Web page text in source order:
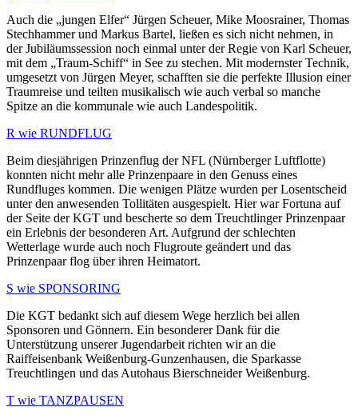
Auch die „jungen Elfer“ Jürgen Scheuer, Mike Moosrainer, Thomas
Stechhammer und Markus Bartel, ließen es sich nicht nehmen, in
der Jubiläumssession noch einmal unter der Regie von Karl Scheuer,
mit dem „Traum-Schiff“ in See zu stechen. Mit modernster Technik,
umgesetzt von Jürgen Meyer, schafften sie die perfekte Illusion einer
Traumreise und teilten musikalisch wie auch verbal so manche
Spitze an die kommunale wie auch Landespolitik.
R wie RUNDFLUG
Beim diesjährigen Prinzenflug der NFL (Nürnberger Luftflotte)
konnten nicht mehr alle Prinzenpaare in den Genuss eines
Rundfluges kommen. Die wenigen Plätze wurden per Losentscheid
unter den anwesenden Tollitäten ausgespielt. Hier war Fortuna auf
der Seite der KGT und bescherte so dem Treuchtlinger Prinzenpaar
ein Erlebnis der besonderen Art. Aufgrund der schlechten
Wetterlage wurde auch noch Flugroute geändert und das
Prinzenpaar flog über ihren Heimatort.
S wie SPONSORING
Die KGT bedankt sich auf diesem Wege herzlich bei allen
Sponsoren und Gönnern. Ein besonderer Dank für die
Unterstützung unserer Jugendarbeit richten wir an die
Raiffeisenbank Weißenburg-Gunzenhausen, die Sparkasse
Treuchtlingen und das Autohaus Bierschneider Weißenburg.
T wie TANZPAUSEN